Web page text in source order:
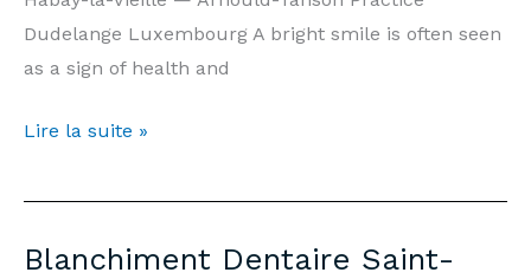
Dudelange Luxembourg A bright smile is often seen
as a sign of health and
Teeth
Habay-
Vieille
Lire la suite »
Blanchiment Dentaire Saint-